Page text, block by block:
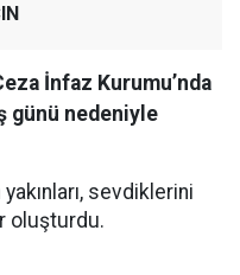
İnfaz Kurumu’nda
günü nedeniyle
sevdiklerini
oluşturdu.